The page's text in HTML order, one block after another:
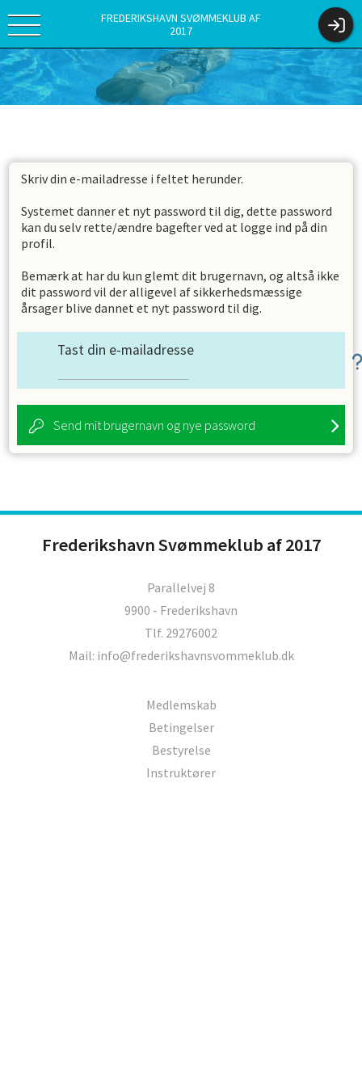
FREDERIKSHAVN SVØMMEKLUB AF
2017
Skriv din e-mailadresse i feltet herunder.
Systemet danner et nyt password til dig, dette password
kan du selv rette/ændre bagefter ved at logge ind på din
profil.
Bemærk at har du kun glemt dit brugernavn, og altså ikke
dit password vil der alligevel af sikkerhedsmæssige
årsager blive dannet et nyt password til dig.
Tast din e-mailadresse
Send mit brugernavn og nye password
Frederikshavn Svømmeklub af 2017
Parallelvej 8
9900 - Frederikshavn
Tlf. 29276002
Mail: info@frederikshavnsvommeklub.dk
Medlemskab
Betingelser
Bestyrelse
Instruktører